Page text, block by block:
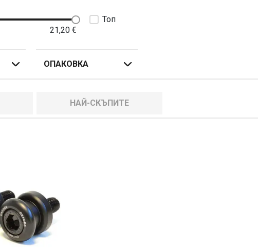
21,20 €
Топ
ОПАКОВКА
НАЙ-СКЪПИТЕ